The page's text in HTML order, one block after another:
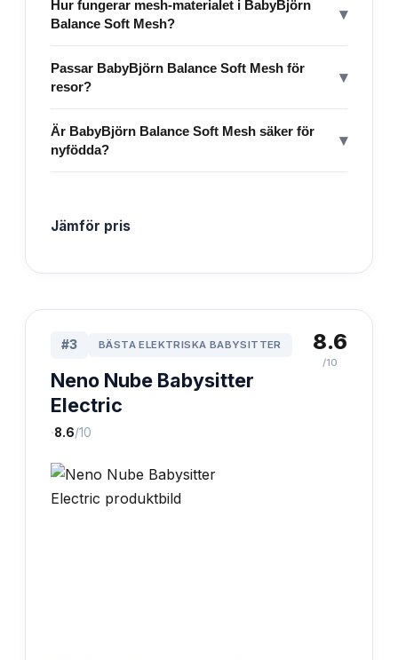
Hur fungerar mesh-materialet i BabyBjörn
Balance Soft Mesh?
▾
Passar BabyBjörn Balance Soft Mesh för
resor?
▾
Är BabyBjörn Balance Soft Mesh säker för
nyfödda?
▾
Jämför pris
#3 BÄSTA ELEKTRISKA BABYSITTER
Neno Nube Babysitter
Electric
·8.6/10
8.6
/10